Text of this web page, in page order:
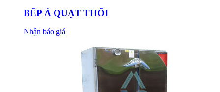
BẾP Á QUẠT THỔI
Nhận báo giá